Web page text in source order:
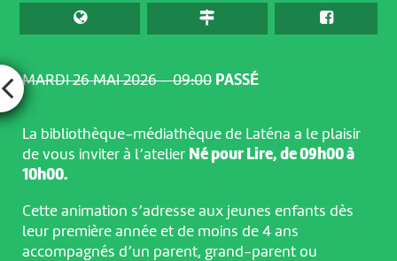
MARDI 26 MAI 2026 – 09:00 PASSÉ
La bibliothèque-médiathèque de Laténa a le plaisir
de vous inviter à l’atelier Né pour Lire, de 09h00 à
10h00.
Cette animation s’adresse aux jeunes enfants dès
leur première année et de moins de 4 ans
accompagnés d’un parent, grand-parent ou